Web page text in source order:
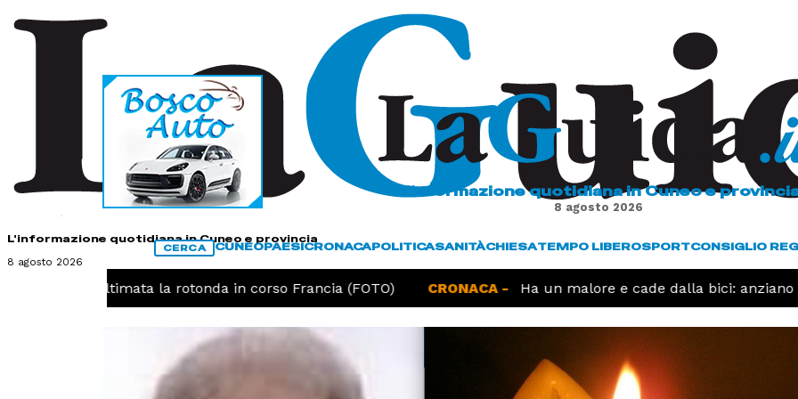
L'informazione quotidiana in Cuneo e provincia
8 agosto 2026
L'informazione quotidiana in Cuneo e
8 agosto 2026
CERCA CUNEOPAESICRONACAPOLITICASANITÀCHIESATEMPO LIBEROSPORTCONSIGLIO
Cuneo, ultimata la rotonda in corso Francia (FOTO) CRONACA - Ha un malore e cade dalla bici: anziano